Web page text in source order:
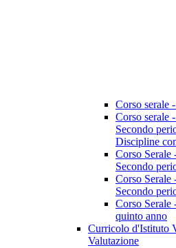
Corso serale
Corso serale
Secondo
Discipline
Corso Serale
Secondo
Corso
Secondo
Corso Serale
quinto anno
Curricolo d'Istituto
Valutazione